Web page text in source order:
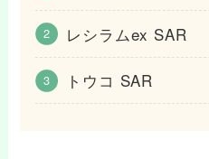
レシラムex SAR
トウコ SAR